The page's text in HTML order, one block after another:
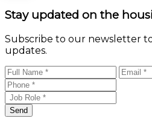
Stay updated on the
Subscribe to our newsletter
updates.
Send